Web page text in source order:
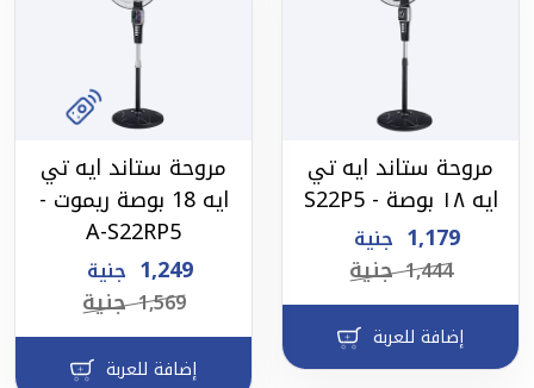
مروحة ستاند ايه تي
ايه ١٨ بوصة - S22P5
1,179 جنية
1,444 جنية
إضافة للعربة
مروحة ستاند ايه تي
ايه 18 بوصة ريموت -
A-S22RP5
1,249 جنية
1,569 جنية
إضافة للعربة